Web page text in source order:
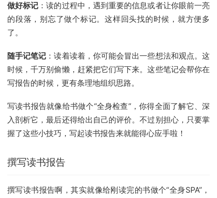
做好标记 ：读的过程中，遇到重要的信息或者让你眼前一亮
的段落，别忘了做个标记。这样回头找的时候，就方便多
了。
随手记笔记 ：读着读着，你可能会冒出一些想法和观点。这
时候，千万别偷懒，赶紧把它们写下来。这些笔记会帮你在
写报告的时候，更有条理地组织思路。
写读书报告就像给书做个“全身检查”，你得全面了解它、深
入剖析它，最后还得给出自己的评价。不过别担心，只要掌
握了这些小技巧，写起读书报告来就能得心应手啦！
撰写读书报告
撰写读书报告啊，其实就像给刚读完的书做个“全身SPA”，